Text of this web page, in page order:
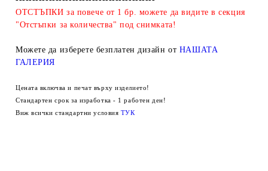
ОТСТЪПКИ за повече от 1 бр. можете да видите в секция
"Отстъпки за количества" под снимката!
Можете да изберете безплатен дизайн от НАШАТА
ГАЛЕРИЯ
Цената включва и печат върху изделието!
Стандартен срок за изработка - 1 работен ден!
Виж всички стандартни условия ТУК